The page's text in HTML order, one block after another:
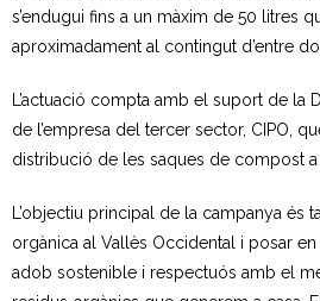
- Recollida comercial
Deixalleries municipals
- Deixalleria Can Barba
- Can Casanovas
s’endugui fins a un màxim de 50 litres
aproximadament al contingut d’entre
L’actuació compta amb el suport de la
de l’empresa del tercer sector, CIPO,
distribució de les saques de compost a
L’objectiu principal de la campanya és
orgànica al Vallès Occidental i posar
adob sostenible i respectuós amb el